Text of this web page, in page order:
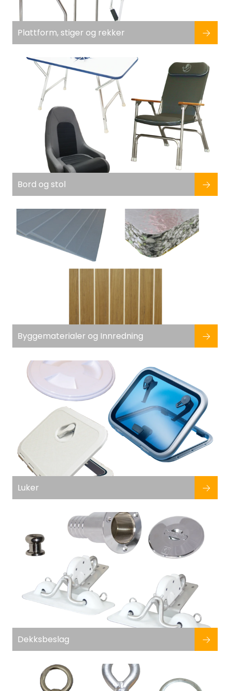
Plattform, stiger og rekker
Bord og stol
Byggematerialer og Innredning
Luker
Dekksbeslag
Fritid/Sikkerhet
Båtpleie/Opplag
Seil
Nyheter